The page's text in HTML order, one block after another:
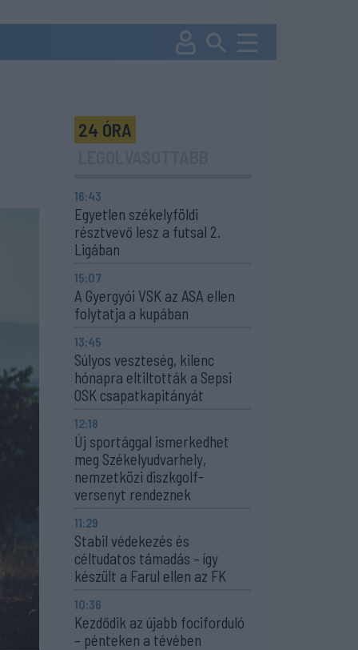
24 ÓRA
16:43
Egyetlen székelyföldi
résztvevő lesz a futsal 2.
Ligában
15:07
A Gyergyói VSK az ASA ellen
folytatja a kupában
13:45
Súlyos veszteség, kilenc
hónapra eltiltották a Sepsi
OSK csapatkapitányát
12:18
Új sportággal ismerkedhet
meg Székelyudvarhely,
nemzetközi diszkgolf-
versenyt rendeznek
11:29
Stabil védekezés és
céltudatos támadás – így
készült a Farul ellen az FK
10:36
Kezdődik az újabb fociforduló
– pénteken a tévében